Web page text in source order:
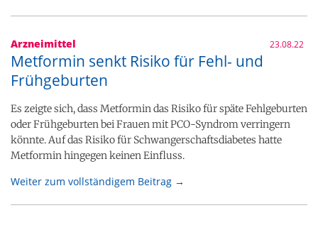
Arzneimittel 23.08.22
Metformin senkt Risiko für Fehl- und
Frühgeburten
Es zeigte sich, dass Metformin das Risiko für späte Fehlgeburten
oder Frühgeburten bei Frauen mit PCO-Syndrom verringern
könnte. Auf das Risiko für Schwangerschaftsdiabetes hatte
Metformin hingegen keinen Einfluss.
Weiter zum vollständigem Beitrag →